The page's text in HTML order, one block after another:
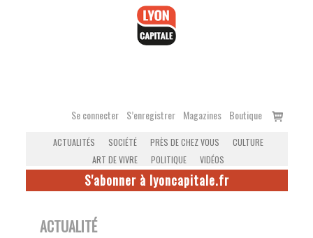
Se connecter S’enregistrer Magazines Boutique
Voir
ACTUALITÉS SOCIÉTÉ PRÈS DE CHEZ VOUS
CULTURE
ART DE VIVRE
POLITIQUE VIDÉOS
S'abonner à lyoncapitale.fr
ACTUALITÉ